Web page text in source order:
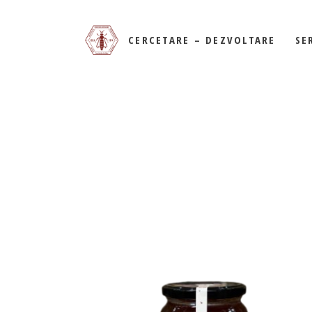
CERCETARE – DEZVOLTARE
PROIECTE DE CERCETARE